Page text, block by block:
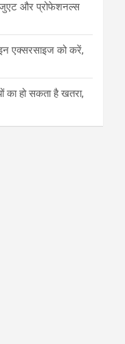
और प्रोफेशनल्स
एक्सरसाइज को करें,
का हो सकता है खतरा,